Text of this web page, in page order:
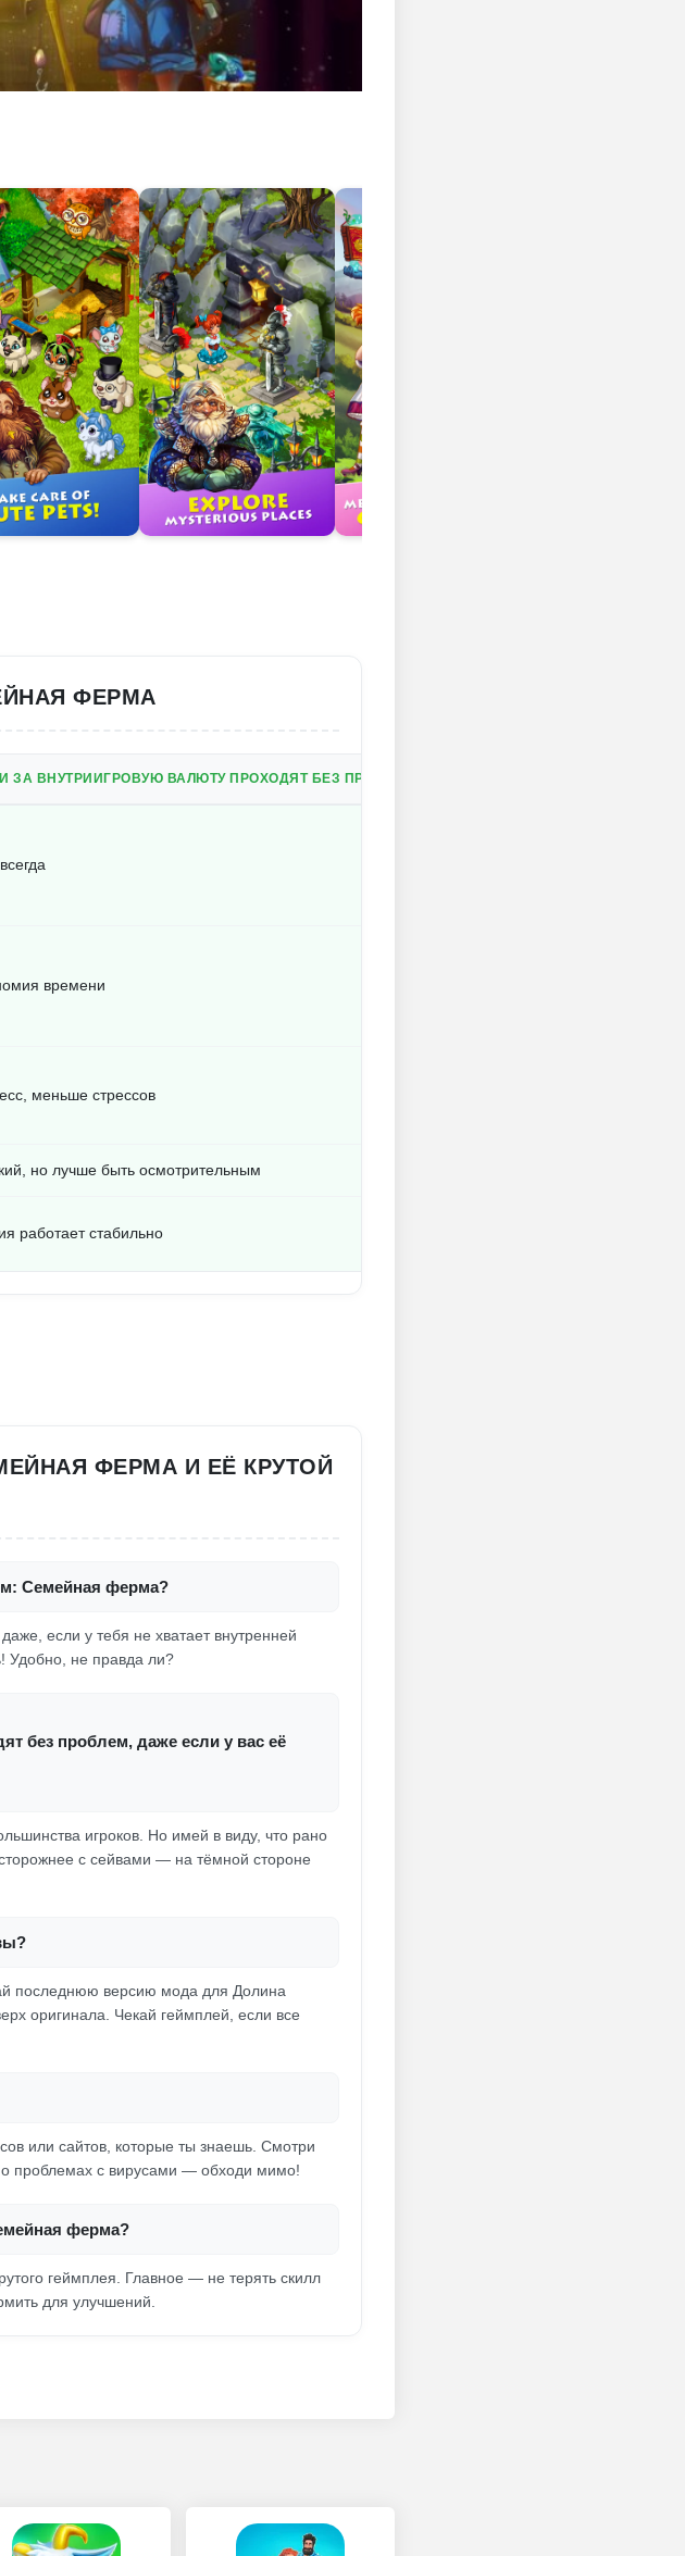
ФЕРМА
ЗА ВНУТРИИГРОВУЮ ВАЛЮТУ ПРОХОДЯТ БЕЗ ПРОБЛЕМ, ДАЖЕ ЕСЛИ У ВАС ЕЁ
времени
меньше стрессов
но лучше быть осмотрительным
работает стабильно
ФЕРМА И ЕЁ КРУТОЙ
Семейная ферма?
если у тебя не хватает внутренней
Удобно, не правда ли?
без проблем, даже если у вас её
игроков. Но имей в виду, что рано
с сейвами — на тёмной стороне
последнюю версию мода для Долина
оригинала. Чекай геймплей, если все
или сайтов, которые ты знаешь. Смотри
проблемах с вирусами — обходи мимо!
ферма?
геймплея. Главное — не терять скилл
для улучшений.